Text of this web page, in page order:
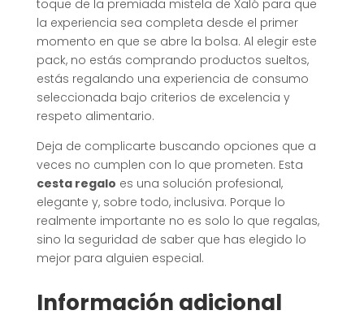
toque de la premiada mistela de Xaló para que
la experiencia sea completa desde el primer
momento en que se abre la bolsa. Al elegir este
pack, no estás comprando productos sueltos,
estás regalando una experiencia de consumo
seleccionada bajo criterios de excelencia y
respeto alimentario.
Deja de complicarte buscando opciones que a
veces no cumplen con lo que prometen. Esta
cesta regalo es una solución profesional,
elegante y, sobre todo, inclusiva. Porque lo
realmente importante no es solo lo que regalas,
sino la seguridad de saber que has elegido lo
mejor para alguien especial.
Información adicional